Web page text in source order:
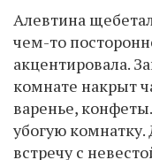
Алевтина
чем-то
акцентировала.
комнате накрыт
варенье,
убогую комнатку.
встречу с